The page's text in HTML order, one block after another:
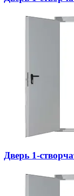
Дверь 1-